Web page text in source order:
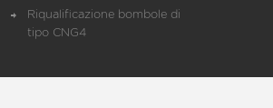
Riqualificazione bombole di
tipo CNG4